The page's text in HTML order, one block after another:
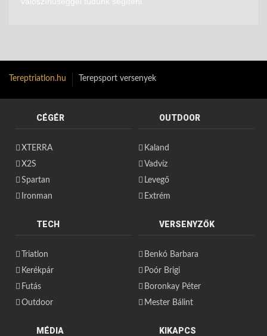
Tereptriatlon.hu Terepsport versenyek
CÉGÉR
XTERRA
X2S
Spartan
Ironman
OUTDOOR
Kaland
Vadvíz
Levegő
Extrém
TECH
Triatlon
Kerékpár
Futás
Outdoor
VERSENYZŐK
Benkó Barbara
Poór Brigi
Boronkay Péter
Mester Bálint
MÉDIA KIKAPCS